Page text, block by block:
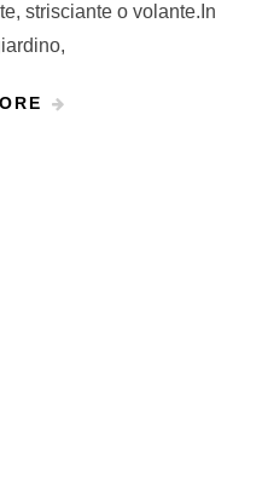
strisciante o volante.In